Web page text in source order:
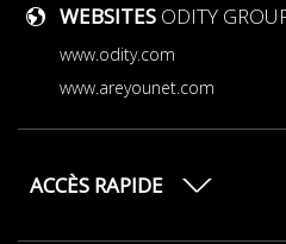
WEBSITES ODITY
www.odity.com
www.areyounet.com
ACCÈS RAPIDE